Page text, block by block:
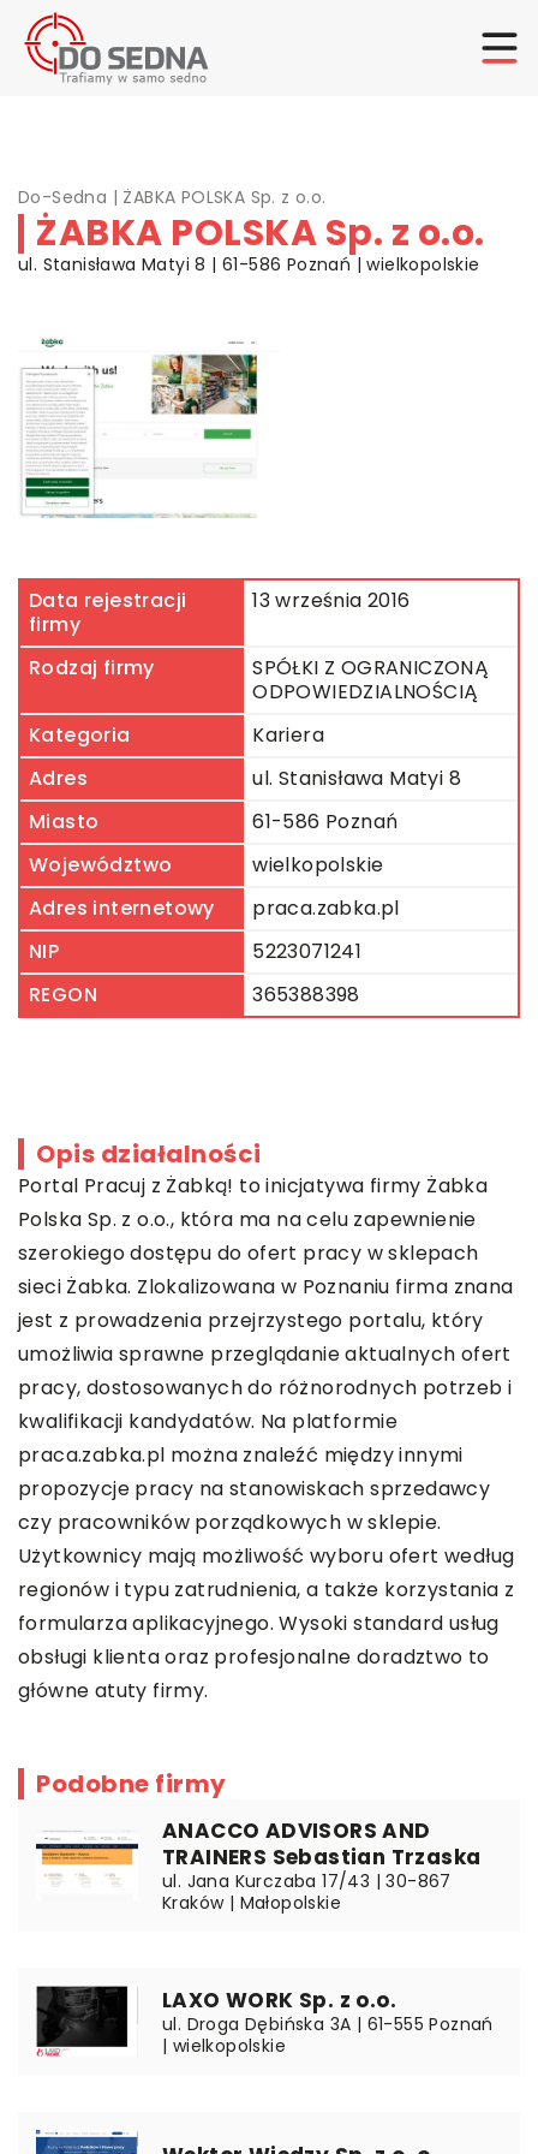
Do-Sedna | ŻABKA POLSKA Sp. z o.o.
ŻABKA POLSKA Sp. z o.o.
ul. Stanisława Matyi 8 | 61-586 Poznań | wielkopolskie
Data rejestracji
firmy
13 września 2016
Rodzaj firmy
SPÓŁKI Z OGRANICZONĄ
ODPOWIEDZIALNOŚCIĄ
Kategoria
Kariera
Adres
ul. Stanisława Matyi 8
Miasto
61-586 Poznań
Województwo
wielkopolskie
Adres internetowy
praca.zabka.pl
NIP
5223071241
REGON
365388398
Opis działalności
Portal Pracuj z Żabką! to inicjatywa firmy Żabka
Polska Sp. z o.o., która ma na celu zapewnienie
szerokiego dostępu do ofert pracy w sklepach
sieci Żabka. Zlokalizowana w Poznaniu firma znana
jest z prowadzenia przejrzystego portalu, który
umożliwia sprawne przeglądanie aktualnych ofert
pracy, dostosowanych do różnorodnych potrzeb i
kwalifikacji kandydatów. Na platformie
praca.zabka.pl można znaleźć między innymi
propozycje pracy na stanowiskach sprzedawcy
czy pracowników porządkowych w sklepie.
Użytkownicy mają możliwość wyboru ofert według
regionów i typu zatrudnienia, a także korzystania z
formularza aplikacyjnego. Wysoki standard usług
obsługi klienta oraz profesjonalne doradztwo to
główne atuty firmy.
Podobne firmy
ANACCO ADVISORS AND
TRAINERS Sebastian Trzaska
ul. Jana Kurczaba 17/43 | 30-867
Kraków | Małopolskie
LAXO WORK Sp. z o.o.
ul. Droga Dębińska 3A | 61-555 Poznań
| wielkopolskie